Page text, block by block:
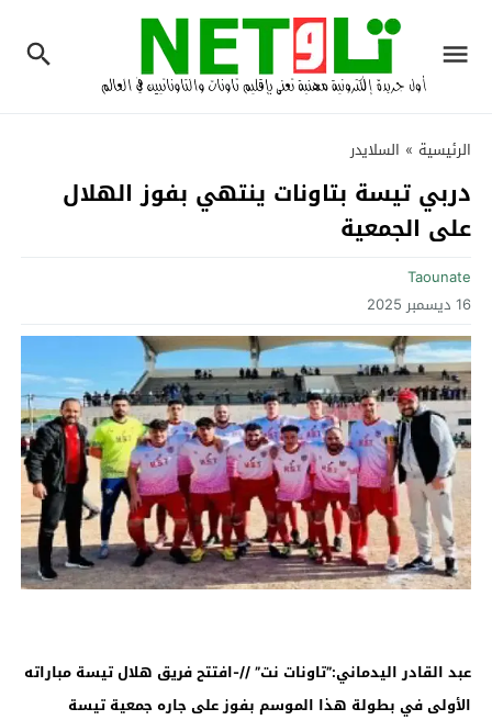
الرئيسية » السلايدر
دربي تيسة بتاونات ينتهي بفوز الهلال
على الجمعية
Taounate
16 ديسمبر 2025
عبد القادر اليدماني:”تاونات نت” //-افتتح فريق هلال تيسة مباراته
الأولى في بطولة هذا الموسم بفوز على جاره جمعية تيسة